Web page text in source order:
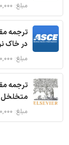
مبلغ: ۱۴۰,۰۰۰ تومان
ترجمه
در خاک
مبلغ: ۱۲۰,۰۰۰ تومان
ترجمه
مبلغ: ۱۴۰,۰۰۰ تومان